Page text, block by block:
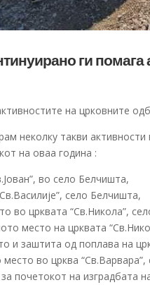
ги помага
на црковните
неколку такви
на оваа година :
во село Белчишта,
село Белчишта,
во црквата “Св.Никола”,
место на црквата
и заштита од поплава на
во црква “Св.Варвара”,
почетокот на изградбата